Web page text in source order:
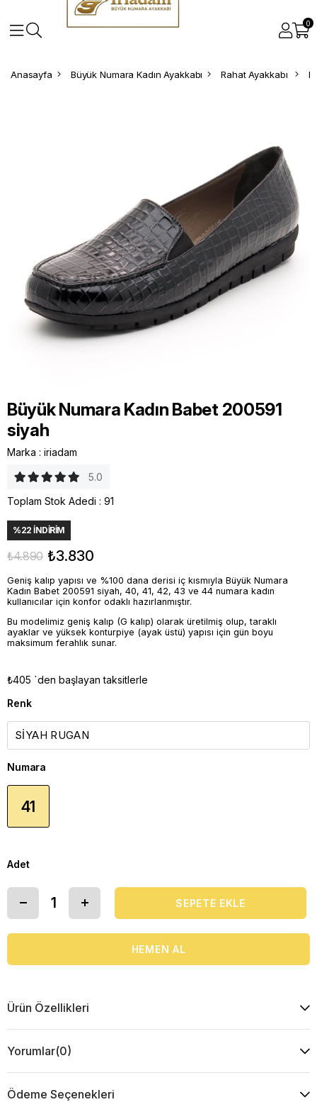
0
Anasayfa Büyük Numara Kadın Ayakkabı Rahat Ayakkabı
Büyük Numara Kadın Babet 200591
siyah
Marka : iriadam
5.0
Toplam Stok Adedi : 91
%22 İNDIRIM
₺4.890 ₺3.830
Geniş kalıp yapısı ve %100 dana derisi iç kısmıyla Büyük Numara
Kadın Babet 200591 siyah, 40, 41, 42, 43 ve 44 numara kadın
kullanıcılar için konfor odaklı hazırlanmıştır.
Bu modelimiz geniş kalıp (G kalıp) olarak üretilmiş olup, taraklı
ayaklar ve yüksek konturpiye (ayak üstü) yapısı için gün boyu
maksimum ferahlık sunar.
₺405 `den başlayan taksitlerle
Renk
Numara
41
Adet
Ürün Özellikleri
Yorumlar(0)
Ödeme Seçenekleri